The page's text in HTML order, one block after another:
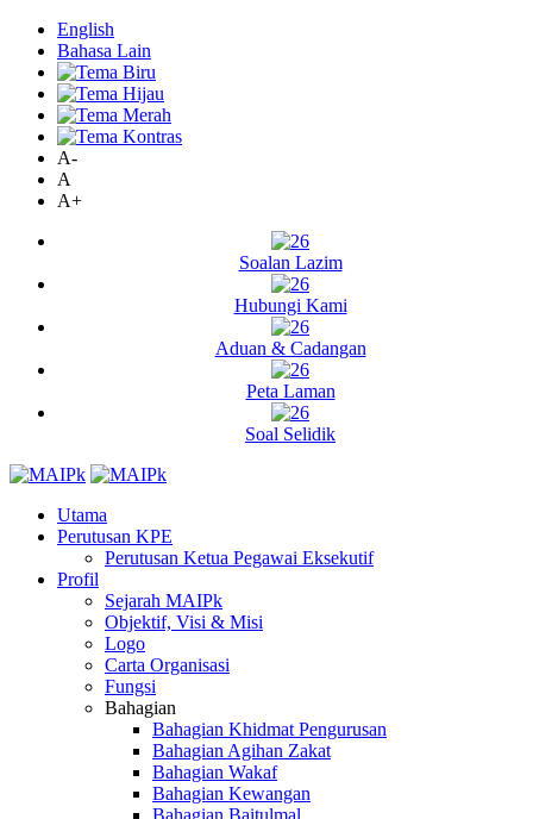
English
Bahasa Lain
A-
A
A+
Soalan Lazim
Hubungi Kami
Aduan & Cadangan
Peta Laman
Soal Selidik
Utama
Perutusan KPE
Perutusan Ketua Pegawai Eksekutif
Profil
Sejarah MAIPk
Objektif, Visi & Misi
Logo
Carta Organisasi
Fungsi
Bahagian
Bahagian Khidmat Pengurusan
Bahagian Agihan Zakat
Bahagian Wakaf
Bahagian Kewangan
Bahagian Baitulmal